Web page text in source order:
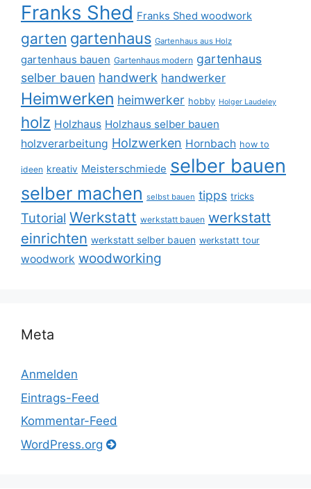
Franks Shed Franks Shed woodwork
garten gartenhaus Gartenhaus aus Holz
gartenhaus bauen Gartenhaus modern gartenhaus
selber bauen handwerk handwerker
Heimwerken heimwerker hobby Holger Laudeley
holz Holzhaus Holzhaus selber bauen
holzverarbeitung Holzwerken Hornbach how to
ideen kreativ Meisterschmiede selber bauen
selber machen selbst bauen tipps tricks
Tutorial Werkstatt werkstatt bauen werkstatt
einrichten werkstatt selber bauen werkstatt tour
woodwork woodworking
Meta
Anmelden
Eintrags-Feed
Kommentar-Feed
WordPress.org